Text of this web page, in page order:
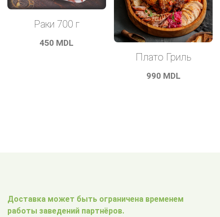
Раки 700 г
450 MDL
Плато Гриль
990 MDL
Доставка может быть ограничена временем
работы заведений партнёров.